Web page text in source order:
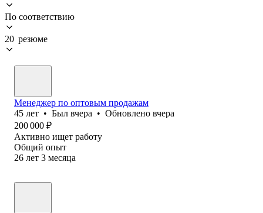
По соответствию
20 резюме
Менеджер по оптовым продажам
45 лет • Был вчера • Обновлено вчера
200 000 ₽
Активно ищет работу
Общий опыт
26 лет 3 месяца